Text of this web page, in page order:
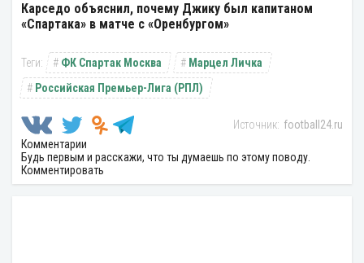
Карседо объяснил, почему Джику был капитаном
«Спартака» в матче с «Оренбургом»
ФК Спартак Москва
Марцел Личка
Российская Премьер-Лига (РПЛ)
football24.ru
Комментарии
Будь первым и расскажи, что ты думаешь по этому поводу.
Комментировать